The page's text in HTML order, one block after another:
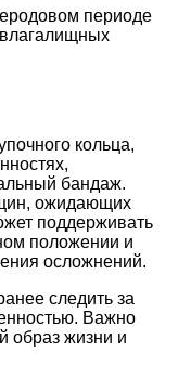
периоде
кольца,
бандаж.
ожидающих
поддерживать
положении и
осложнений.
следить за
Важно
образ жизни и